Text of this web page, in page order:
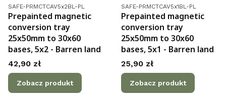
Kod produktu
SAFE-PRMCTCAV5x2BL-PL
Prepainted magnetic
conversion tray
25x50mm to 30x60
bases, 5x2 - Barren land
Cena
42,90 zł
Zobacz produkt
Kod produktu
SAFE-PRMCTCAV5x1BL-PL
Prepainted magnetic
conversion tray
25x50mm to 30x60
bases, 5x1 - Barren land
Cena
25,90 zł
Zobacz produkt